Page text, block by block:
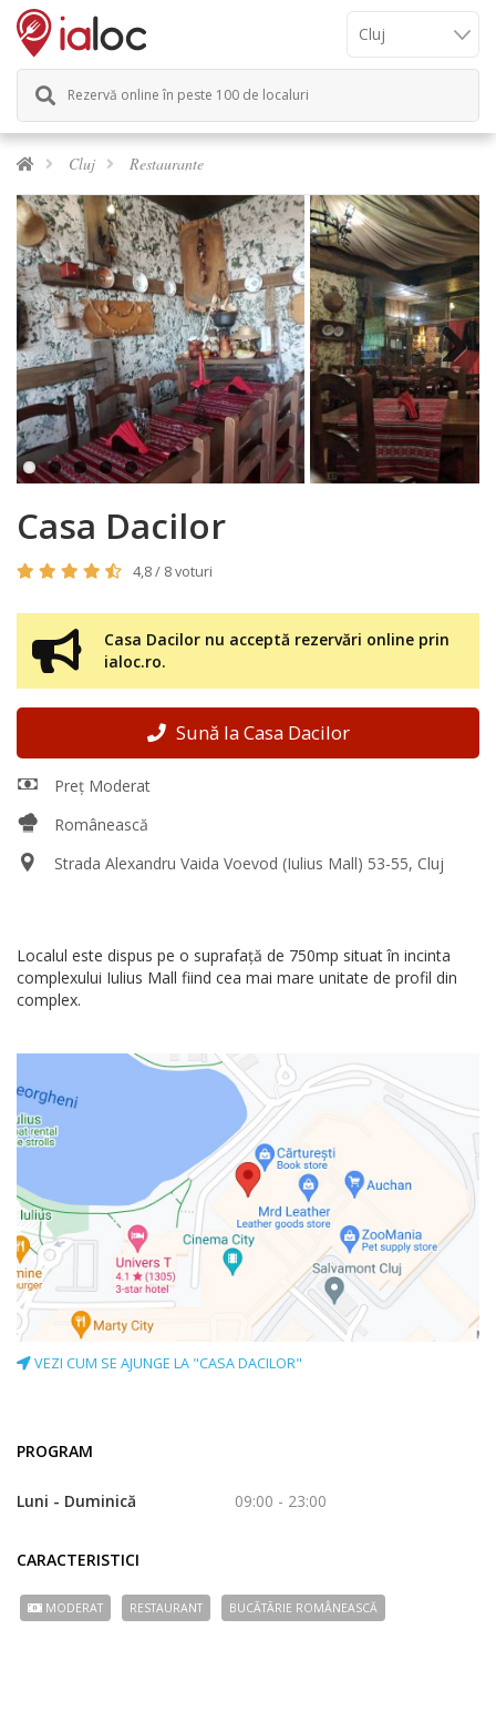
Rezervă online în peste 100 de localuri
Cluj Restaurante
Next
Casa Dacilor
4,8 / 8 voturi
Casa Dacilor nu acceptă rezervări online prin
ialoc.ro.
Sună la Casa Dacilor
Preț Moderat
Românească
Strada Alexandru Vaida Voevod (Iulius Mall) 53-55, Cluj
Localul este dispus pe o suprafaţă de 750mp situat în incinta
complexului Iulius Mall fiind cea mai mare unitate de profil din
complex.
VEZI CUM SE AJUNGE LA "CASA DACILOR"
PROGRAM
Luni - Duminică 09:00 - 23:00
CARACTERISTICI
MODERAT RESTAURANT BUCÃTÃRIE ROMÂNEASCĂ